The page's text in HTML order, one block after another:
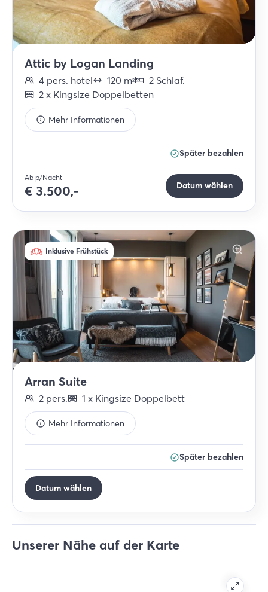
Attic by Logan Landing
4 pers. hotel 120 m2 2 Schlaf.
2 x Kingsize Doppelbetten
Mehr Informationen
Später bezahlen
Ab p/Nacht
€ 3.500,- Datum wählen
Inklusive Frühstück
Arran Suite
2 pers. 1 x Kingsize Doppelbett
Mehr Informationen
Später bezahlen
Datum wählen
Unserer Nähe auf der Karte